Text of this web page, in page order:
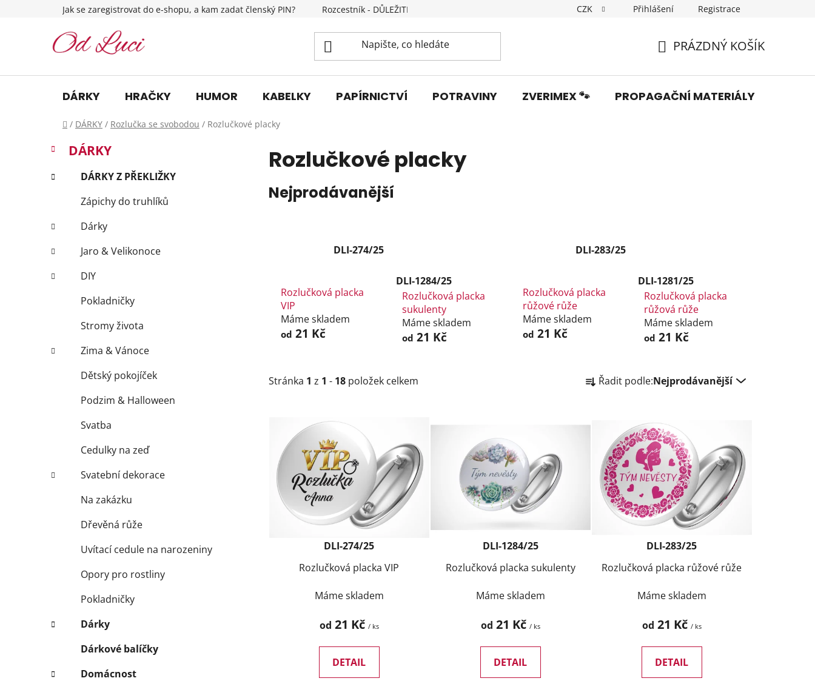
Jak se zaregistrovat do e-shopu, a kam zadat členský PIN? Rozcestník - DŮLEŽITÉ INFORMACE Dopravné Obchodní podmínky Podmínky ochrany
CZK Přihlášení Registrace
KOŠÍK
PRÁZDNÝ KOŠÍK
DÁRKY HRAČKY HUMOR KABELKY PAPÍRNICTVÍ POTRAVINY ZVERIMEX 🐾 PROPAGAČNÍ MATERIÁLY
Domů
/ DÁRKY / Rozlučka se svobodou / Rozlučkové placky
P
o
s
a
n
í
p
l
Přeskočit
kategorie
K
a
e
r
e
DÁRKY
DÁRKY Z PŘEKLIŽKY
Zápichy do truhlíků
Dárky
Jaro & Velikonoce
DIY
Pokladničky
Stromy života
Zima & Vánoce
Dětský pokojíček
Podzim & Halloween
Svatba
Cedulky na zeď
Svatební dekorace
Na zakázku
Dřevěná růže
Uvítací cedule na narozeniny
Opory pro rostliny
Pokladničky
Dárky
Dárkové balíčky
Domácnost
Rozlučkové placky
Nejprodávanější
DLI-274/25
Rozlučková placka
VIP
Máme skladem
od 21 Kč
DLI-1284/25
Rozlučková placka
sukulenty
Máme skladem
od 21 Kč
DLI-283/25
Rozlučková placka
růžové růže
Máme skladem
od 21 Kč
DLI-1281/25
Rozlučková placka
růžová růže
Máme skladem
od 21 Kč
Stránka 1 z 1 - 18 položek celkem a
u
Řadit podle:Nejprodávanější
DLI-274/25
Rozlučková placka VIP
Máme skladem
od 21 Kč / ks
DETAIL
DLI-1284/25
Rozlučková placka sukulenty
Máme skladem
od 21 Kč / ks
DETAIL
DLI-283/25
Rozlučková placka růžové růže
Máme skladem
od 21 Kč / ks
DETAIL